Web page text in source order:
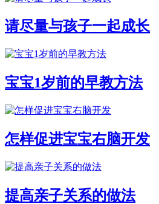
请尽量与孩子一起成长
宝宝1岁前的早教方法
怎样促进宝宝右脑开发
提高亲子关系的做法